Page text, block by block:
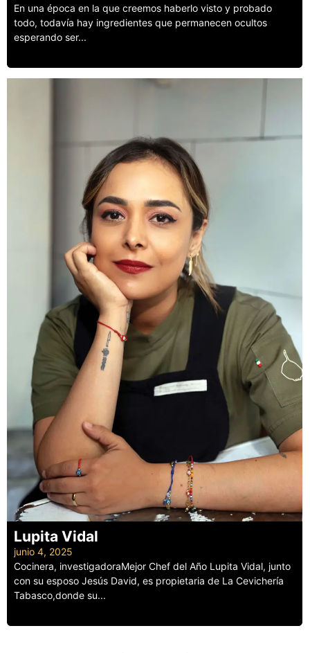
En una época en la que creemos haberlo visto y probado
todo, todavía hay ingredientes que permanecen ocultos
esperando ser...
Lupita Vidal
junio 4, 2025
Cocinera, investigadoraMejor Chef del Año Lupita Vidal, junto
con su esposo Jesús David, es propietaria de La Cevichería
Tabasco,donde su...